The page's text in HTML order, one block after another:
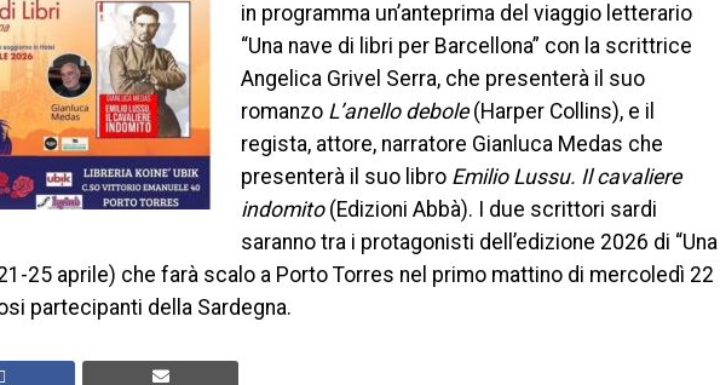
in programma un’anteprima del viaggio letterario
“Una nave di libri per Barcellona” con la scrittrice
Angelica Grivel Serra, che presenterà il suo
romanzo L’anello debole(Harper Collins), e il
regista, attore, narratore Gianluca Medas che
presenterà il suo libro Emilio Lussu. Il cavaliere
indomito(Edizioni Abbà). I due scrittori sardi
saranno tra i protagonisti dell’edizione 2026 di “Una
25 aprile) che farà scalo a Porto Torres nel primo mattino di mercoledì 22
partecipanti della Sardegna.